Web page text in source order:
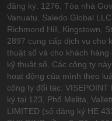
đăng ký: 1276, Tòa nhà
Vanuatu. Saledo Global
Richmond Hill, Kingstown,
2897 cung cấp dịch vụ cho
thuật số và cho khách
kỹ thuật số. Các công ty
hoạt động của mình theo
công ty đối tác:
ký tại 123, Phố Melita,
LIMITED (số đăng ký HE